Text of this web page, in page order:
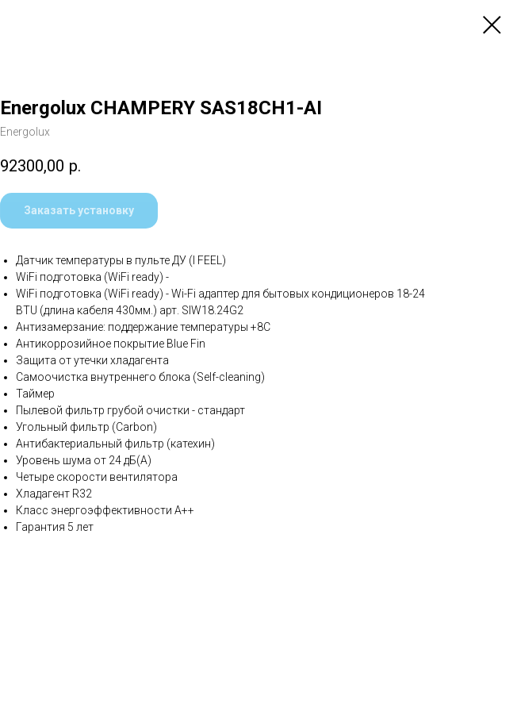
Energolux CHAMPERY SAS18CH1-AI
Energolux
92300,00 р.
Заказать установку
Датчик температуры в пульте ДУ (I FEEL)
WiFi подготовка (WiFi ready) -
WiFi подготовка (WiFi ready) - Wi-Fi адаптер для бытовых кондиционеров 18-24
BTU (длина кабеля 430мм.) арт. SIW18.24G2
Антизамерзание: поддержание температуры +8С
Антикоррозийное покрытие Blue Fin
Защита от утечки хладагента
Самоочистка внутреннего блока (Self-cleaning)
Таймер
Пылевой фильтр грубой очистки - стандарт
Угольный фильтр (Carbon)
Антибактериальный фильтр (катехин)
Уровень шума от 24 дБ(А)
Четыре скорости вентилятора
Хладагент R32
Класс энергоэффективности A++
Гарантия 5 лет